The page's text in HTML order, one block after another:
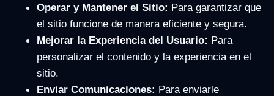
Operar y Mantener el Sitio: Para garantizar que
el sitio funcione de manera eficiente y segura.
Mejorar la Experiencia del Usuario: Para
personalizar el contenido y la experiencia en el
sitio.
Enviar Comunicaciones: Para enviarle